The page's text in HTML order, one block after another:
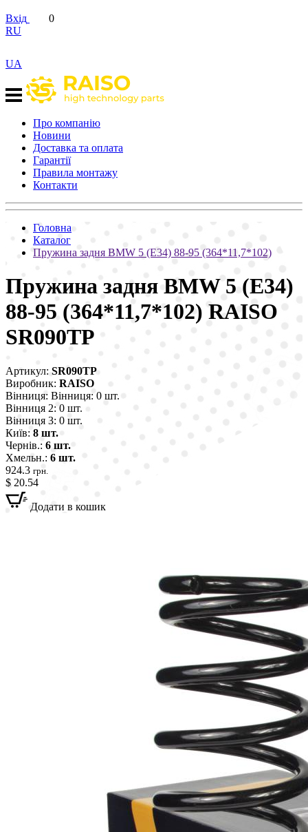
Вхід
0
RU
UA
Про компанію
Новини
Доставка та оплата
Гарантії
Правила монтажу
Контакти
Головна
Каталог
Пружина задня BMW 5 (E34) 88-95 (364*11,7*102)
Пружина задня BMW 5 (E34)
88-95 (364*11,7*102) RAISO
SR090TP
Артикул: SR090TP
Виробник: RAISO
Вінниця: Вінниця: 0 шт.
Вінниця 2: 0 шт.
Вінниця 3: 0 шт.
Київ: 8 шт.
Чернів.: 6 шт.
Хмельн.: 6 шт.
924.3 грн.
$ 20.54
Додати в кошик